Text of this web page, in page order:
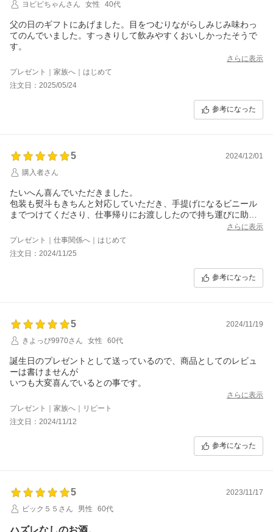
ヨピピちゃんさん
女性 40代
父の日のギフトにあげました。目をつむりながらしみじみ味わっ
てのんでいました。すっきりして飲みやすくおいしかったそうで
す。
さらに表示
プレゼント｜家族へ｜はじめて
注文日：2025/05/24
参考になった
5
2024/12/01
購入者さん
たいへん喜んでいただきました。
包装も熨斗もきちんと対応していただき、手提げになるビニール
までつけてくださり、仕事帰りにお渡ししたので持ち運びに助か
お酒大好きな男性なので、賞を取った人気のお酒だと知りたいへ
ん感激されました。こちらのお酒をプレゼントして良かったで
す。
さらに表示
プレゼント｜仕事関係へ｜はじめて
注文日：2024/11/25
参考になった
5
2024/11/19
きよっぴ9970さん
女性 60代
誕生日のプレゼントとして送っているので、商品としてのレビュ
ーは書けませんが
いつも大変喜んでいるとの事です。
さらに表示
プレゼント｜家族へ｜リピート
注文日：2024/11/12
参考になった
5
2023/11/17
ビック５５さん
男性 60代
ハズレなしのお酒。